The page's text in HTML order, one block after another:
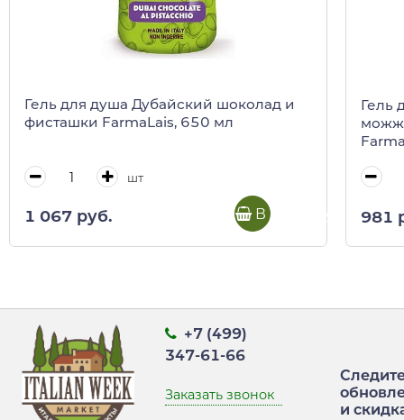
Гель для душа Дубайский шоколад и
фисташки FarmaLais, 650 мл
шт
1 067 руб. В корзину
Гель
981
+7 (499)
347-61-66
Заказать звонок
и